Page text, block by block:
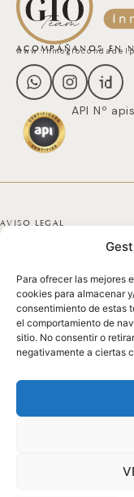
Para ofrecer las mejores
cookies para almacenar
consentimiento de estas
el comportamiento de
sitio. No consentir o
negativamente a ciertas
ACOMPÁÑANOS EN
API Nº
AVISO LEGAL
POLÍTICA DE COOKIES
DECLARACIÓN DE
MAPA DEL SITIO
© 2025